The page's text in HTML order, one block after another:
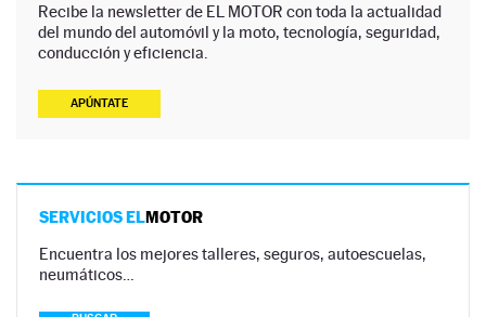
Recibe la newsletter de EL MOTOR con toda la actualidad
del mundo del automóvil y la moto, tecnología, seguridad,
conducción y eficiencia.
APÚNTATE
SERVICIOS ELMOTOR
Encuentra los mejores talleres, seguros, autoescuelas,
neumáticos…